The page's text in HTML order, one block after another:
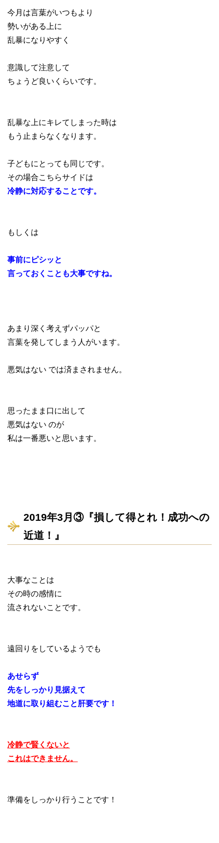
今月は言葉がいつもより
勢いがある上に
乱暴になりやすく
意識して注意して
ちょうど良いくらいです。
乱暴な上にキレてしまった時は
もう止まらなくなります。
子どもにとっても同じです。
その場合こちらサイドは
冷静に対応することです。
もしくは
事前にピシッと
言っておくことも大事ですね。
あまり深く考えずパッパと
言葉を発してしまう人がいます。
悪気はない では済まされません。
思ったまま口に出して
悪気はない のが
私は一番悪いと思います。
2019年3月③『損して得とれ！成功への
近道！』
大事なことは
その時の感情に
流されないことです。
遠回りをしているようでも
あせらず
先をしっかり見据えて
地道に取り組むこと肝要です！
冷静で賢くないと
これはできません。
準備をしっかり行うことです！